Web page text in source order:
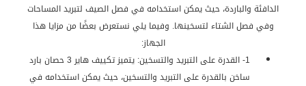
الدافئة والباردة، حيث يمكن استخدامه في فصل الصيف لتبريد المساحات
وفي فصل الشتاء لتسخينها. وفيما يلي نستعرض بعضًا من مزايا هذا
الجهاز:
1- القدرة على التبريد والتسخين: يتميز تكييف هاير 3 حصان بارد
ساخن بالقدرة على التبريد والتسخين، حيث يمكن استخدامه في